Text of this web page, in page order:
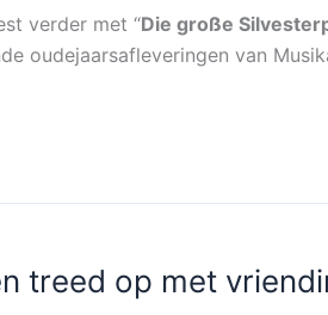
verder met “Die große
oudejaarsafleveringen van
treed op met